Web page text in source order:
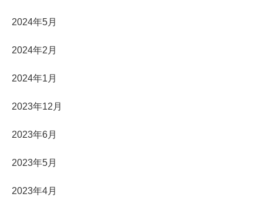
2024年5月
2024年2月
2024年1月
2023年12月
2023年6月
2023年5月
2023年4月